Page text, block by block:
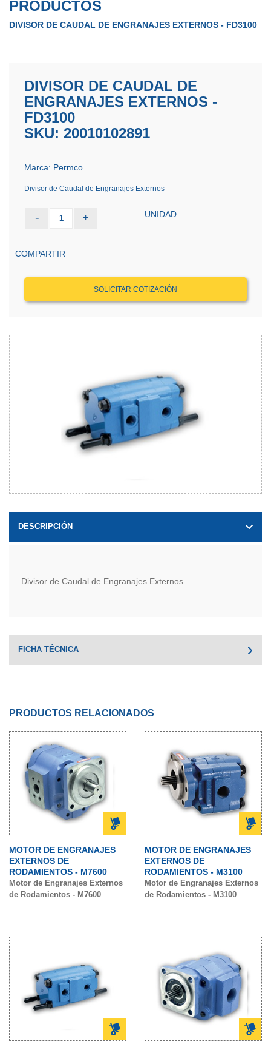
PRODUCTOS
DIVISOR DE CAUDAL DE ENGRANAJES EXTERNOS - FD3100
DIVISOR DE CAUDAL DE
ENGRANAJES EXTERNOS -
FD3100
SKU: 20010102891
Marca: Permco
Divisor de Caudal de Engranajes Externos
- 1 + UNIDAD
COMPARTIR
SOLICITAR COTIZACIÓN
DESCRIPCIÓN
Divisor de Caudal de Engranajes Externos
FICHA TÉCNICA
PRODUCTOS RELACIONADOS
MOTOR DE ENGRANAJES
EXTERNOS DE
RODAMIENTOS - M7600
Motor de Engranajes Externos
de Rodamientos - M7600
MOTOR DE ENGRANAJES
EXTERNOS DE
RODAMIENTOS - M3100
Motor de Engranajes Externos
de Rodamientos - M3100